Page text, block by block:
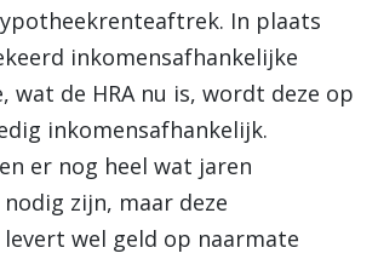
In plaats
inkomensafhankelijke
wat de HRA nu is, wordt deze op
inkomensafhankelijk.
er nog heel wat jaren
zijn, maar deze
wel geld op naarmate